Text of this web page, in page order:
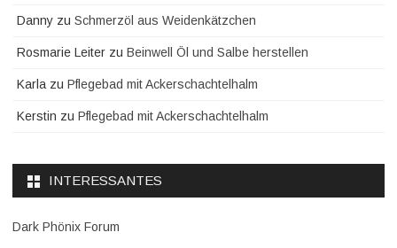
Danny zu Schmerzöl aus Weidenkätzchen
Rosmarie Leiter zu Beinwell Öl und Salbe herstellen
Karlazu Pflegebad mit Ackerschachtelhalm
Kerstin zu Pflegebad mit Ackerschachtelhalm
INTERESSANTES
Dark Phönix Forum